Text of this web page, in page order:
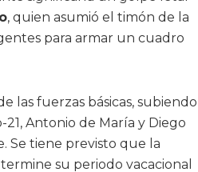
, quien asumió el timón de la
para armar un cuadro
las fuerzas básicas, subiendo
Antonio de María y Diego
Se tiene previsto que la
su periodo vacacional